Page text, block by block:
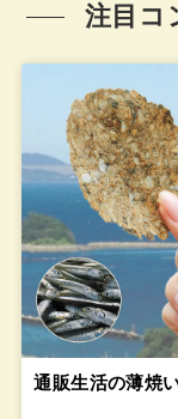
注目コ
通販生活の薄焼